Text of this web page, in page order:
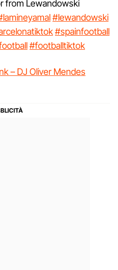
from Lewandowski
#lewandowski
#spainfootball
#footballtiktok
– DJ Oliver Mendes